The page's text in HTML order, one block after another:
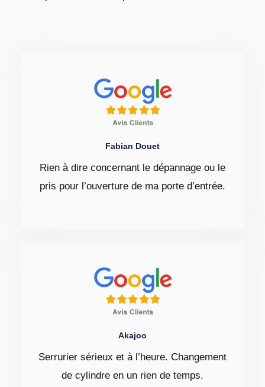
Fabian Douet
Rien à dire concernant le dépannage ou le
pris pour l’ouverture de ma porte d’entrée.
Akajoo
Serrurier sérieux et à l’heure. Changement
de cylindre en un rien de temps.